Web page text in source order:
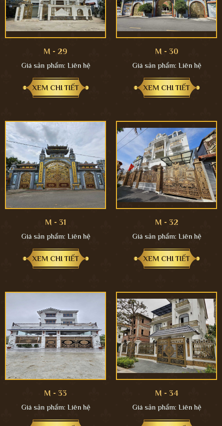
M - 29
Giá sản phẩm: Liên hệ
XEM CHI TIẾT
M - 30
Giá sản phẩm: Liên hệ
XEM CHI TIẾT
M - 31
Giá sản phẩm: Liên hệ
XEM CHI TIẾT
M - 32
Giá sản phẩm: Liên hệ
XEM CHI TIẾT
M - 33
Giá sản phẩm: Liên hệ
M - 34
Giá sản phẩm: Liên hệ